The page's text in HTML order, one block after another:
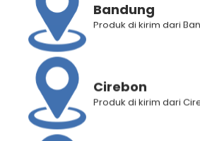
Deskripsi Produk
Informasi Tambahan
Penilaian Produk (3)
Bandung
Produk di kirim dari
Cirebon
Produk di kirim dari